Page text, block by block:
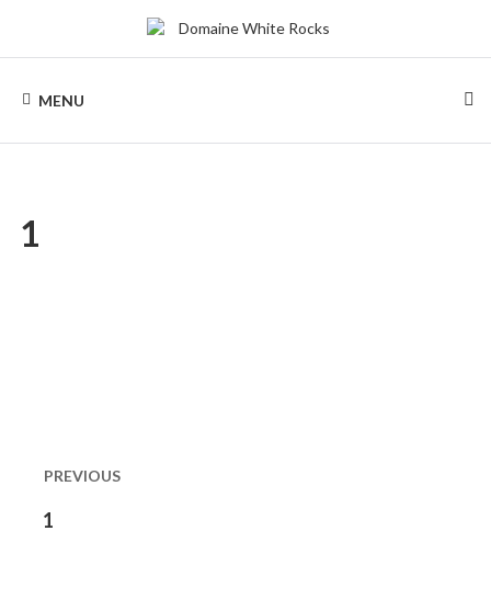
WHITE
ROCKS
de
Chalets
bois
MENU
1
dans
les
PREVIOUS
Previous
1